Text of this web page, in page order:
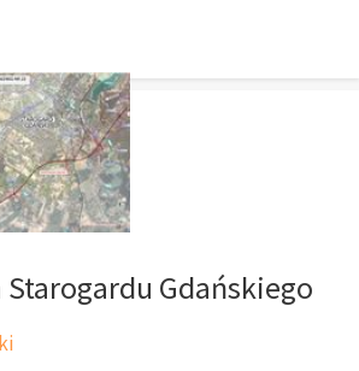
Gdańskiego